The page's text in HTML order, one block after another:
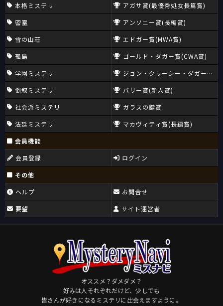
本格ミステリ
密室
雪の山荘
孤島
学園ミステリ
倒叙ミステリ
社会派ミステリ
法廷ミステリ
アガサ賞(最優秀処女長篇賞)
アンソニー賞(長編賞)
エドガー賞(MWA賞)
ゴールド・ダガー賞(CWA賞)
ジョン・クリーシー・ダガー賞
バリー賞(新人賞)
ガラスの鍵賞
マカヴィティ賞(長編賞)
会員機能
会員登録
ログイン
その他
ヘルプ
要望
お問合せ
サイト運営者
オススメ？ダメダメ？
好みは人それぞれだけど、少しでも
皆さんが好きになるミステリに出会えますように。